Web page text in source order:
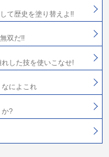
て歴史を塗り替えよ!!
双だ!!
した技を使いこなせ!
によこれ
か?